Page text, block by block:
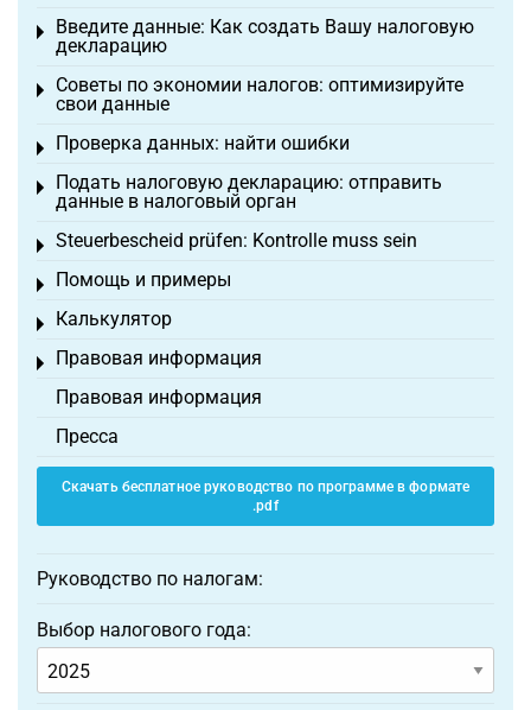
Введите данные: Как создать Вашу налоговую
декларацию
Toggle menu
Советы по экономии налогов: оптимизируйте
свои данные
Toggle menu
Проверка данных: найти ошибки
Toggle menu
Подать налоговую декларацию: отправить
данные в налоговый орган
Toggle menu
Steuerbescheid prüfen: Kontrolle muss sein
Toggle menu
Помощь и примеры
Toggle menu
Калькулятор
Toggle menu
Правовая информация
Toggle menu
Правовая информация
Пресса
Скачать бесплатное руководство по программе в формате
.pdf
Руководство по налогам:
Выбор налогового года: